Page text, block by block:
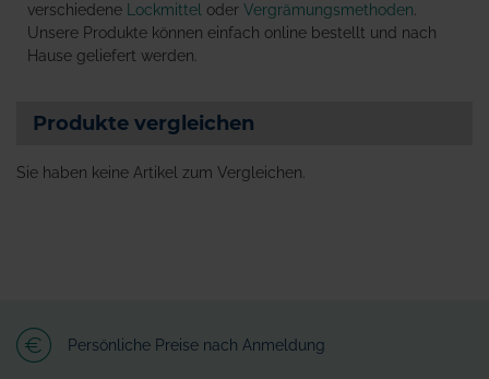
verschiedene Lockmittel oder Vergrämungsmethoden.
Unsere Produkte können einfach online bestellt und nach
Hause geliefert werden.
Produkte vergleichen
Sie haben keine Artikel zum Vergleichen.
Persönliche Preise nach Anmeldung